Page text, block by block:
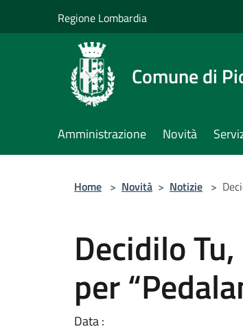
Regione Lombardia
Comune di
Amministrazione Novità
Home > Novità > Notizie >
Decidilo
per
Data :